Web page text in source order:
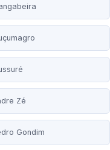
Zé
Gondim